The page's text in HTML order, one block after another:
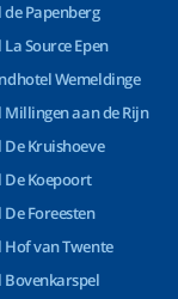
Papenberg
Source Epen
Wemeldinge
Millingen aan de Rijn
Kruishoeve
De Koepoort
Foreesten
Hof van Twente
Bovenkarspel